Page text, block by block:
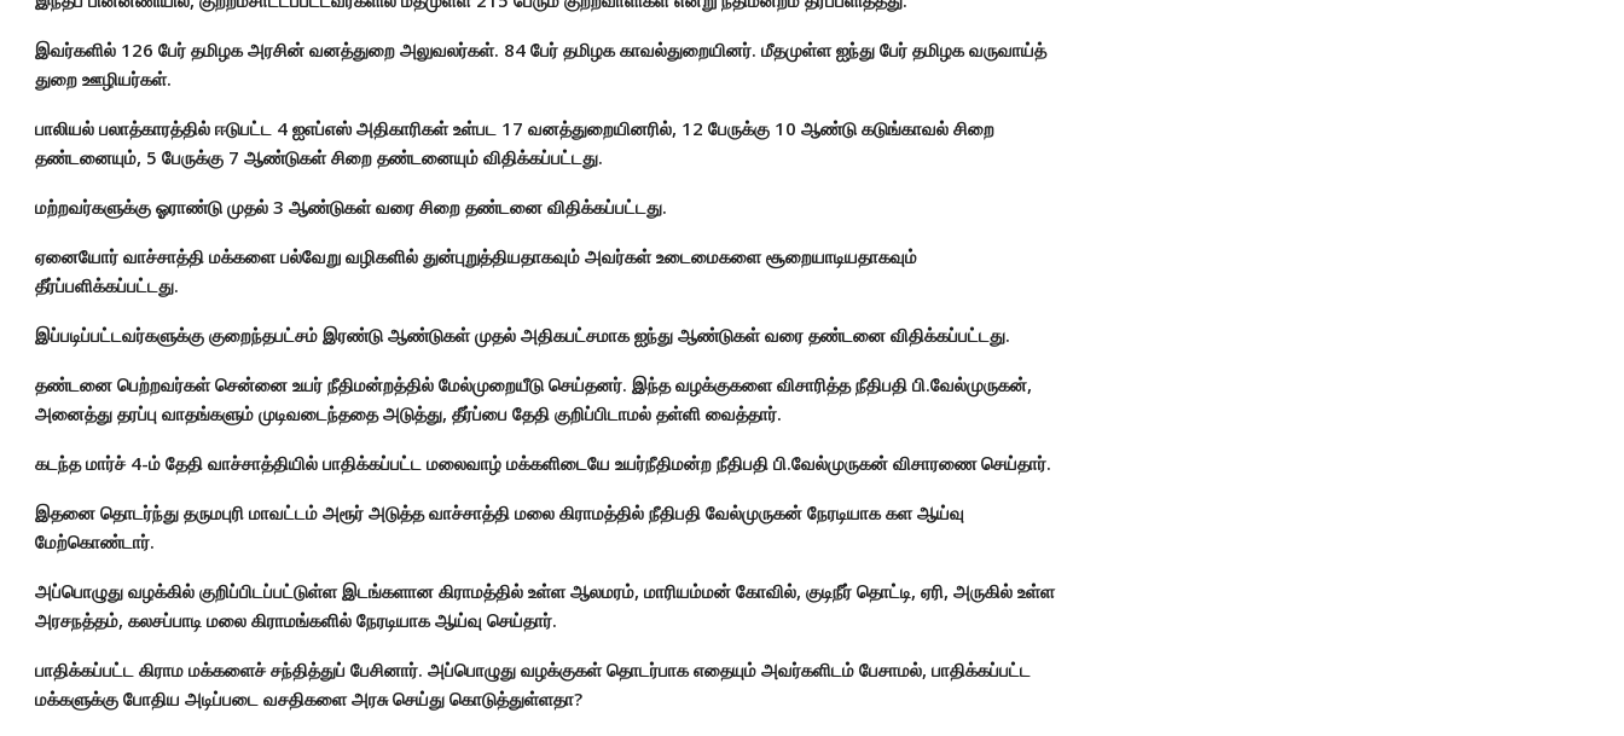
இவர்களில் 126 பேர் தமிழக அரசின் வனத்துறை அலுவலர்கள். 84 பேர் தமிழக காவல்துறையினர். மீதமுள்ள ஐந்து பேர் தமிழக வருவாய்த்
துறை ஊழியர்கள்.
பாலியல் பலாத்காரத்தில் ஈடுபட்ட 4 ஐஎப்எஸ் அதிகாரிகள் உள்பட 17 வனத்துறையினரில், 12 பேருக்கு 10 ஆண்டு கடுங்காவல் சிறை
தண்டனையும், 5 பேருக்கு 7 ஆண்டுகள் சிறை தண்டனையும் விதிக்கப்பட்டது.
மற்றவர்களுக்கு ஓராண்டு முதல் 3 ஆண்டுகள் வரை சிறை தண்டனை விதிக்கப்பட்டது.
ஏனையோர் வாச்சாத்தி மக்களை பல்வேறு வழிகளில் துன்புறுத்தியதாகவும் அவர்கள் உடைமைகளை சூறையாடியதாகவும்
தீர்ப்பளிக்கப்பட்டது.
இப்படிப்பட்டவர்களுக்கு குறைந்தபட்சம் இரண்டு ஆண்டுகள் முதல் அதிகபட்சமாக ஐந்து ஆண்டுகள் வரை தண்டனை விதிக்கப்பட்டது.
தண்டனை பெற்றவர்கள் சென்னை உயர் நீதிமன்றத்தில் மேல்முறையீடு செய்தனர். இந்த வழக்குகளை விசாரித்த நீதிபதி பி.வேல்முருகன்,
அனைத்து தரப்பு வாதங்களும் முடிவடைந்ததை அடுத்து, தீர்ப்பை தேதி குறிப்பிடாமல் தள்ளி வைத்தார்.
கடந்த மார்ச் 4-ம் தேதி வாச்சாத்தியில் பாதிக்கப்பட்ட மலைவாழ் மக்களிடையே உயர்நீதிமன்ற நீதிபதி பி.வேல்முருகன் விசாரணை செய்தார்.
இதனை தொடர்ந்து தருமபுரி மாவட்டம் அரூர் அடுத்த வாச்சாத்தி மலை கிராமத்தில் நீதிபதி வேல்முருகன் நேரடியாக கள ஆய்வு
மேற்கொண்டார்.
அப்பொழுது வழக்கில் குறிப்பிடப்பட்டுள்ள இடங்களான கிராமத்தில் உள்ள ஆலமரம், மாரியம்மன் கோவில், குடிநீர் தொட்டி, ஏரி, அருகில் உள்ள
அரசநத்தம், கலசப்பாடி மலை கிராமங்களில் நேரடியாக ஆய்வு செய்தார்.
பாதிக்கப்பட்ட கிராம மக்களைச் சந்தித்துப் பேசினார். அப்பொழுது வழக்குகள் தொடர்பாக எதையும் அவர்களிடம் பேசாமல், பாதிக்கப்பட்ட
மக்களுக்கு போதிய அடிப்படை வசதிகளை அரசு செய்து கொடுத்துள்ளதா?